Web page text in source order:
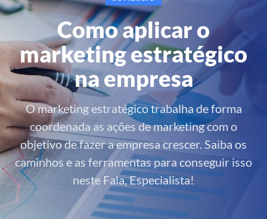
Como aplicar o
marketing estratégico
na empresa
O marketing estratégico trabalha de forma
coordenada as ações de marketing com o
objetivo de fazer a empresa crescer. Saiba os
caminhos e as ferramentas para conseguir isso
neste Fala, Especialista!